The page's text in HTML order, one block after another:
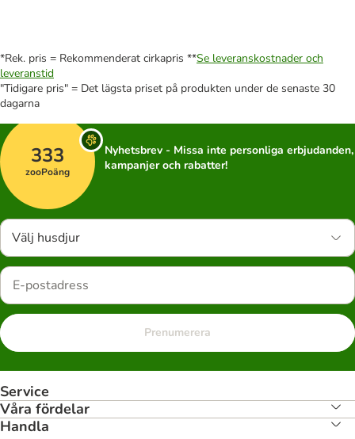
*Rek. pris = Rekommenderat cirkapris **Se leveranskostnader och
leveranstid
"Tidigare pris" = Det lägsta priset på produkten under de senaste 30
dagarna
333
zooPoäng
Nyhetsbrev - Missa inte personliga erbjudanden,
kampanjer och rabatter!
Välj husdjur
Prenumerera
Service
Våra fördelar
Handla